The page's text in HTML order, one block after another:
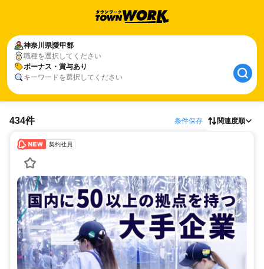
神奈川県愛甲郡
職種を選択してください
ボーナス・賞与あり
キーワードを選択してください
434件 条件保存 関連度順
契約社員